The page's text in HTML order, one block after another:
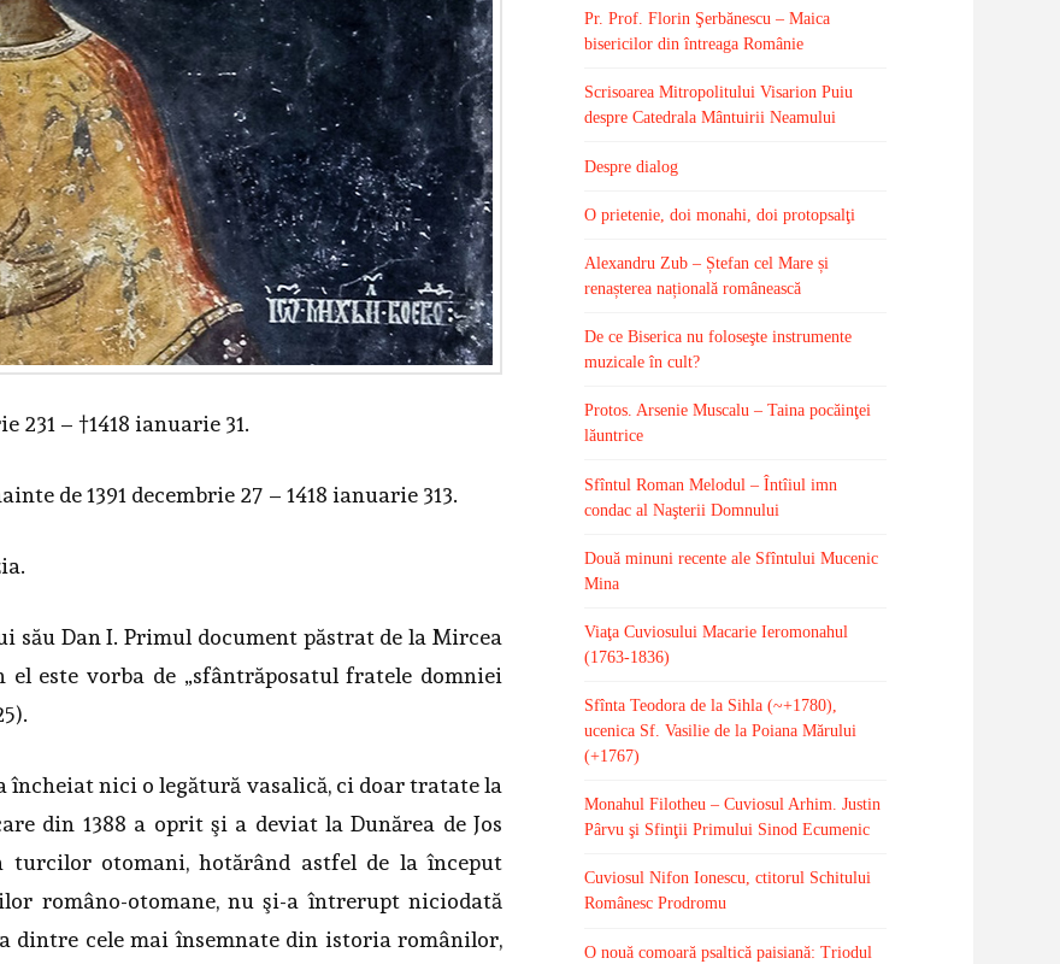
231 – †1418 ianuarie 31.
de 1391 decembrie 27 – 1418 ianuarie 313.
său Dan I. Primul document păstrat de la Mircea
el este vorba de „sfântrăposatul fratele domniei
încheiat nici o legătură vasalică, ci doar tratate la
din 1388 a oprit şi a deviat la Dunărea de Jos
turcilor otomani, hotărând astfel de la început
româno-otomane, nu şi-a întrerupt niciodată
dintre cele mai însemnate din istoria românilor,
Pr. Prof. Florin Şerbănescu – Maica
bisericilor din întreaga Românie
Scrisoarea Mitropolitului Visarion Puiu
despre Catedrala Mântuirii Neamului
Despre dialog
O prietenie, doi monahi, doi protopsalţi
Alexandru Zub – Ștefan cel Mare și
renașterea națională românească
De ce Biserica nu foloseşte instrumente
muzicale în cult?
Protos. Arsenie Muscalu – Taina pocăinţei
lăuntrice
Sfîntul Roman Melodul – Întîiul imn
condac al Naşterii Domnului
Două minuni recente ale Sfîntului Mucenic
Mina
Viaţa Cuviosului Macarie Ieromonahul
(1763-1836)
Sfînta Teodora de la Sihla (~+1780),
ucenica Sf. Vasilie de la Poiana Mărului
(+1767)
Monahul Filotheu – Cuviosul Arhim. Justin
Pârvu şi Sfinţii Primului Sinod Ecumenic
Cuviosul Nifon Ionescu, ctitorul Schitului
Românesc Prodromu
O nouă comoară psaltică paisiană: Triodul